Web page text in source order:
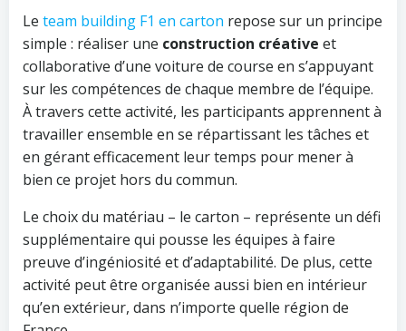
Le team building F1 en carton repose sur un principe
simple : réaliser une construction créative et
collaborative d’une voiture de course en s’appuyant
sur les compétences de chaque membre de l’équipe.
À travers cette activité, les participants apprennent à
travailler ensemble en se répartissant les tâches et
en gérant efficacement leur temps pour mener à
bien ce projet hors du commun.
Le choix du matériau – le carton – représente un défi
supplémentaire qui pousse les équipes à faire
preuve d’ingéniosité et d’adaptabilité. De plus, cette
activité peut être organisée aussi bien en intérieur
qu’en extérieur, dans n’importe quelle région de